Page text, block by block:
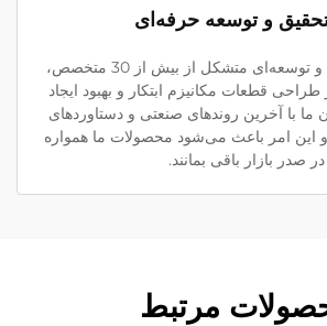
و توسعه حرفه‌ای
با داشتن تیم تحقیق و توسعه‌ای متشکل از بیش از 30 متخصص،
قطعات مکانیزم ابتکار و بهبود ایجاد
ما با آخرین روندهای صنعتی و دستاوردهای
و این امر باعث می‌شود محصولات ما همواره
در صدر بازار باقی بمانند.
مرتبط